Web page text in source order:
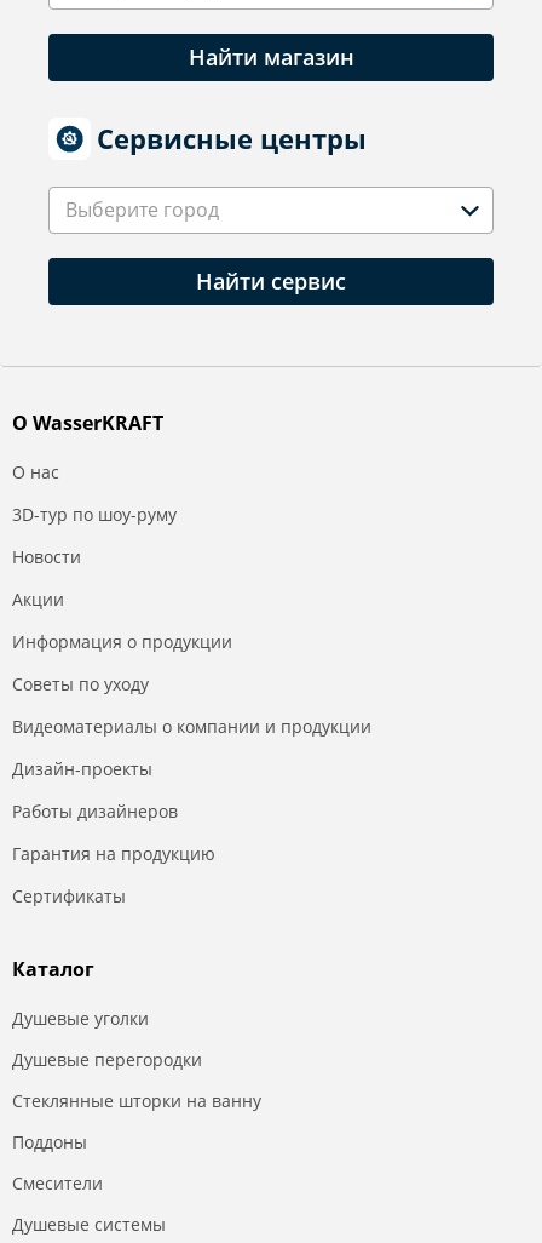
Найти магазин
Сервисные центры
Выберите город
Найти сервис
О WasserKRAFT
О нас
3D-тур по шоу-руму
Новости
Акции
Информация о продукции
Советы по уходу
Видеоматериалы о компании и продукции
Дизайн-проекты
Работы дизайнеров
Гарантия на продукцию
Сертификаты
Каталог
Душевые уголки
Душевые перегородки
Стеклянные шторки на ванну
Поддоны
Смесители
Душевые системы